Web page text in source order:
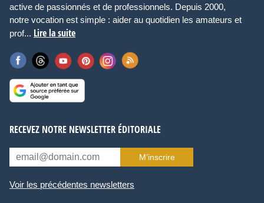
active de passionnés et de professionnels. Depuis 2000,
notre vocation est simple : aider au quotidien les amateurs et
prof... Lire la suite
RECEVEZ NOTRE NEWSLETTER ÉDITORIALE
M’inscrire
Voir les précédentes newsletters